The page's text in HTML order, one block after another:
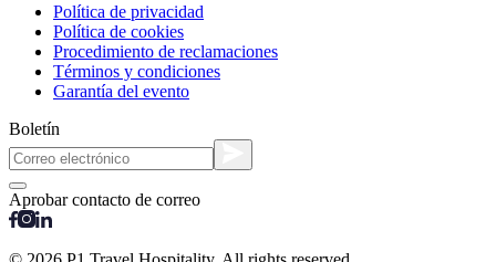
Política de privacidad
Política de cookies
Procedimiento de reclamaciones
Términos y condiciones
Garantía del evento
Boletín
Aprobar contacto de correo